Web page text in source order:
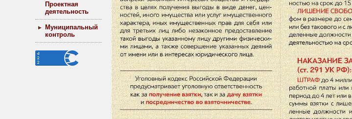
Проектная
деятельность
Муниципальный
контроль